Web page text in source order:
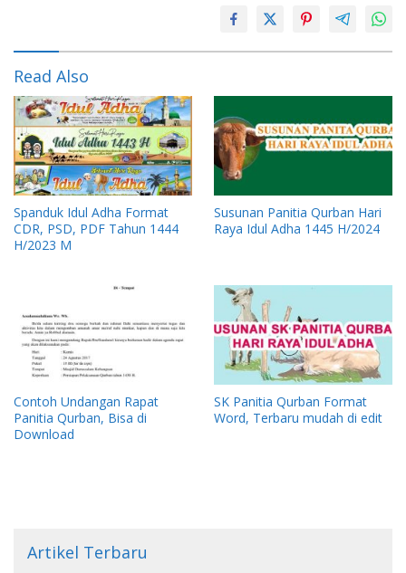
Read Also
Spanduk Idul Adha Format
CDR, PSD, PDF Tahun 1444
H/2023 M
Susunan Panitia Qurban Hari
Raya Idul Adha 1445 H/2024
Contoh Undangan Rapat
Panitia Qurban, Bisa di
Download
SK Panitia Qurban Format
Word, Terbaru mudah di edit
Artikel Terbaru